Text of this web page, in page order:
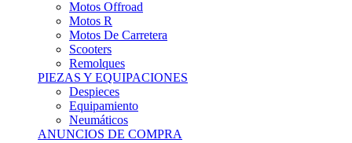
Motos Offroad
Motos R
Motos De Carretera
Scooters
Remolques
PIEZAS Y EQUIPACIONES
Despieces
Equipamiento
Neumáticos
ANUNCIOS DE COMPRA